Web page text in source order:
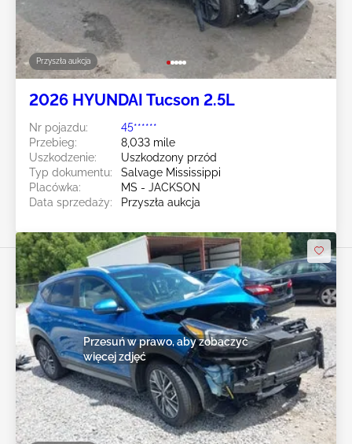
Przyszła aukcja
2026 HYUNDAI Tucson 2.5L
Nr pojazdu:
45******
Przebieg:
8,033 mile
Uszkodzenie:
Uszkodzony przód
Typ dokumentu:
Salvage Mississippi
Placówka:
MS - JACKSON
Data sprzedaży:
Przyszła aukcja
Przesuń w prawo, aby zobaczyć
więcej zdjęć